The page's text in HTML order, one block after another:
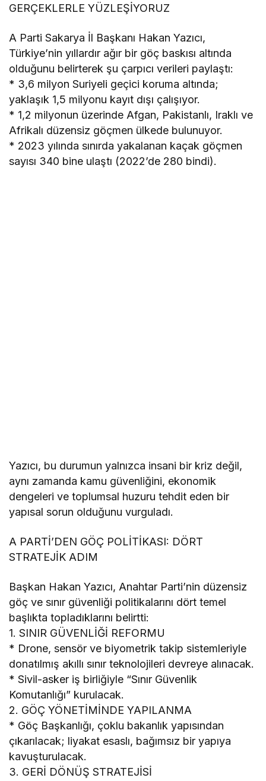
GERÇEKLERLE YÜZLEŞİYORUZ
A Parti Sakarya İl Başkanı Hakan Yazıcı,
Türkiye’nin yıllardır ağır bir göç baskısı altında
olduğunu belirterek şu çarpıcı verileri paylaştı:
* 3,6 milyon Suriyeli geçici koruma altında;
yaklaşık 1,5 milyonu kayıt dışı çalışıyor.
* 1,2 milyonun üzerinde Afgan, Pakistanlı, Iraklı ve
Afrikalı düzensiz göçmen ülkede bulunuyor.
* 2023 yılında sınırda yakalanan kaçak göçmen
sayısı 340 bine ulaştı (2022’de 280 bindi).
Yazıcı, bu durumun yalnızca insani bir kriz değil,
aynı zamanda kamu güvenliğini, ekonomik
dengeleri ve toplumsal huzuru tehdit eden bir
yapısal sorun olduğunu vurguladı.
A PARTİ’DEN GÖÇ POLİTİKASI: DÖRT
STRATEJİK ADIM
Başkan Hakan Yazıcı, Anahtar Parti’nin düzensiz
göç ve sınır güvenliği politikalarını dört temel
başlıkta topladıklarını belirtti:
1. SINIR GÜVENLİĞİ REFORMU
* Drone, sensör ve biyometrik takip sistemleriyle
donatılmış akıllı sınır teknolojileri devreye alınacak.
* Sivil-asker iş birliğiyle “Sınır Güvenlik
Komutanlığı” kurulacak.
2. GÖÇ YÖNETİMİNDE YAPILANMA
* Göç Başkanlığı, çoklu bakanlık yapısından
çıkarılacak; liyakat esaslı, bağımsız bir yapıya
kavuşturulacak.
3. GERİ DÖNÜŞ STRATEJİSİ